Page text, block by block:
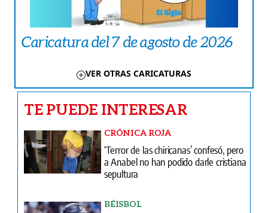
Caricatura del 7 de agosto de 2026
VER OTRAS CARICATURAS
TE PUEDE INTERESAR
CRÓNICA ROJA
‘Terror de las chiricanas’ confesó, pero
a Anabel no han podido darle cristiana
sepultura
BÉISBOL